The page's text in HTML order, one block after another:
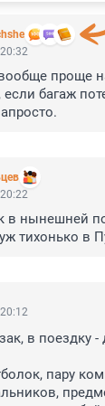
проще
багаж
в нынешней
тихонько в
в поездку -
пару